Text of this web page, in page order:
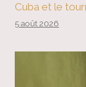
Cuba et le
5 août 2026